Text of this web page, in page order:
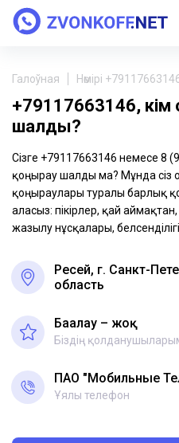
Галоўная Нөмірі
+79117663146, кім
шалды?
Сізге +79117663146 немесе 8
қоңырау шалды ма? Мұнда сіз
қоңыраулары туралы барлық
аласыз: пікірлер, қай
жазылу нұсқалары,
Ресей, г. Санкт-
область
Бағалау – жоқ
Біздің
ПАО "Мобильные
Ұялы телефон